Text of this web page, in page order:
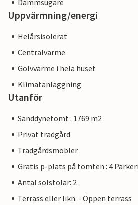
Dammsugare
Uppvärmning/energi
Helårsisolerat
Centralvärme
Golvvärme i hela huset
Klimatanläggning
Utanför
Sanddynetomt : 1769 m2
Privat trädgård
Trädgårdsmöbler
Gratis p-plats på tomten : 4
Antal solstolar: 2
Terrass eller likn. - Öppen terrass